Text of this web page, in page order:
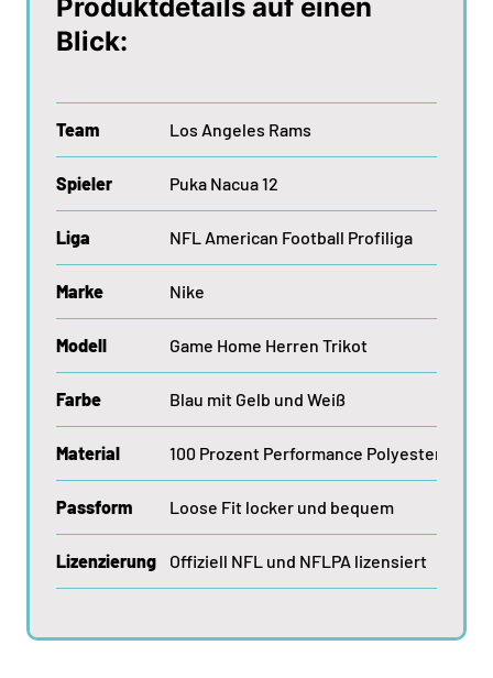
Produktdetails auf einen
Blick:
Team Los Angeles Rams
Spieler Puka Nacua 12
Liga NFL American Football Profiliga
Marke Nike
Modell Game Home Herren Trikot
Farbe Blau mit Gelb und Weiß
Material 100 Prozent Performance Polyester Move
Passform Loose Fit locker und bequem
Lizenzierung Offiziell NFL und NFLPA lizensiert